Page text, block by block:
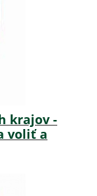
krajov -
voliť a